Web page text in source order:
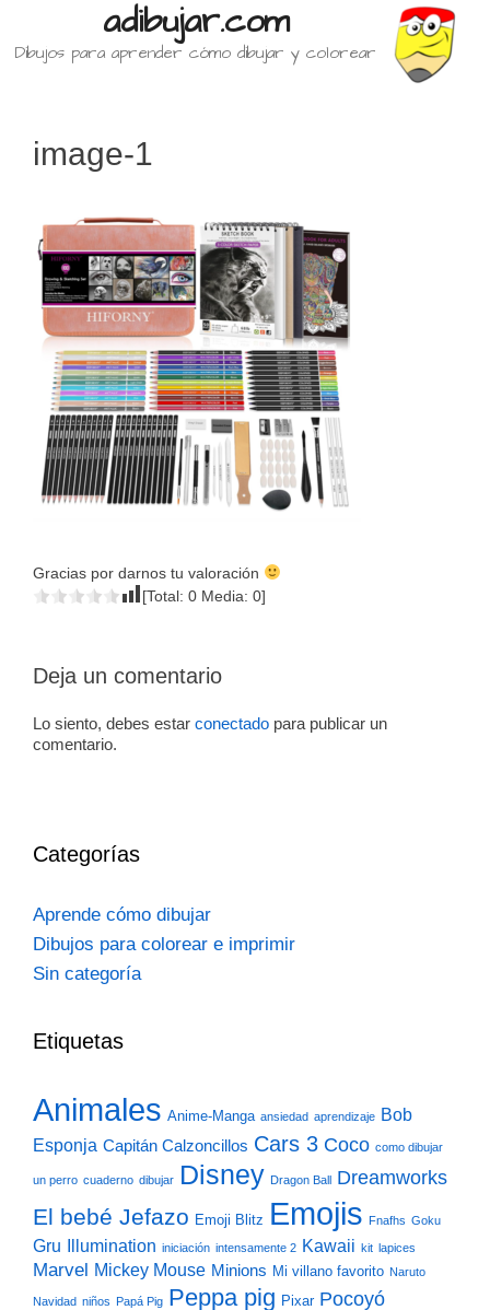
adibujar.com
Dibujos para aprender cómo dibujar y colorear
image-1
Gracias por darnos tu valoración
[Total: 0 Media: 0]
Deja un comentario
Lo siento, debes estar conectado para publicar un
comentario.
Categorías
Aprende cómo dibujar
Dibujos para colorear e imprimir
Sin categoría
Etiquetas
Animales Anime-Manga ansiedad aprendizaje Bob
Esponja Capitán Calzoncillos Cars 3 Coco como dibujar
un perro cuaderno dibujar Disney Dragon Ball Dreamworks
El bebé Jefazo Emoji Blitz Emojis Fnafhs Goku
Gru Illumination iniciación intensamente 2 Kawaii kit lapices
Marvel Mickey Mouse Minions Mi villano favorito Naruto
Navidad niños Papá Pig Peppa pig Pixar Pocoyó